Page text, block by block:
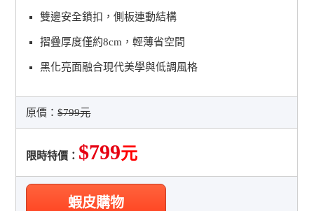
雙邊安全鎖扣，側板連動結構
摺疊厚度僅約8cm，輕薄省空間
黑化亮面融合現代美學與低調風格
原價：$799元
限時特價： $799元
蝦皮購物